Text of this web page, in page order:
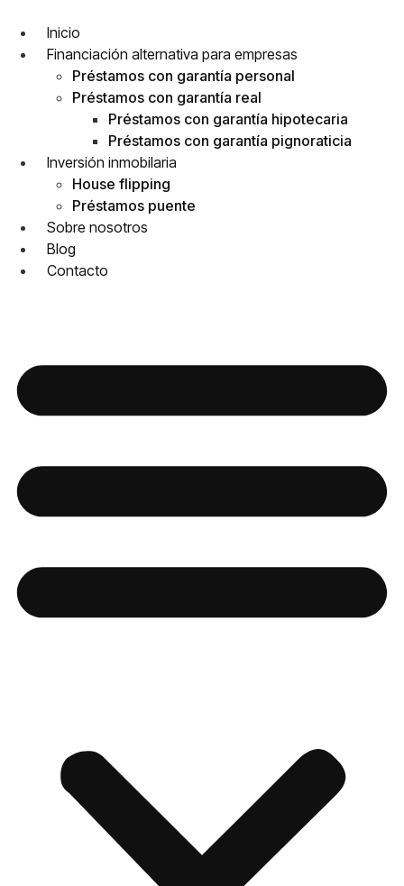
Inicio
Financiación alternativa para empresas
Préstamos con garantía personal
Préstamos con garantía real
Préstamos con garantía hipotecaria
Préstamos con garantía pignoraticia
Inversión inmobilaria
House flipping
Préstamos puente
Sobre nosotros
Blog
Contacto